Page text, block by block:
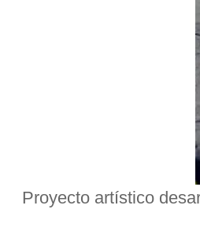
Proyecto artístico